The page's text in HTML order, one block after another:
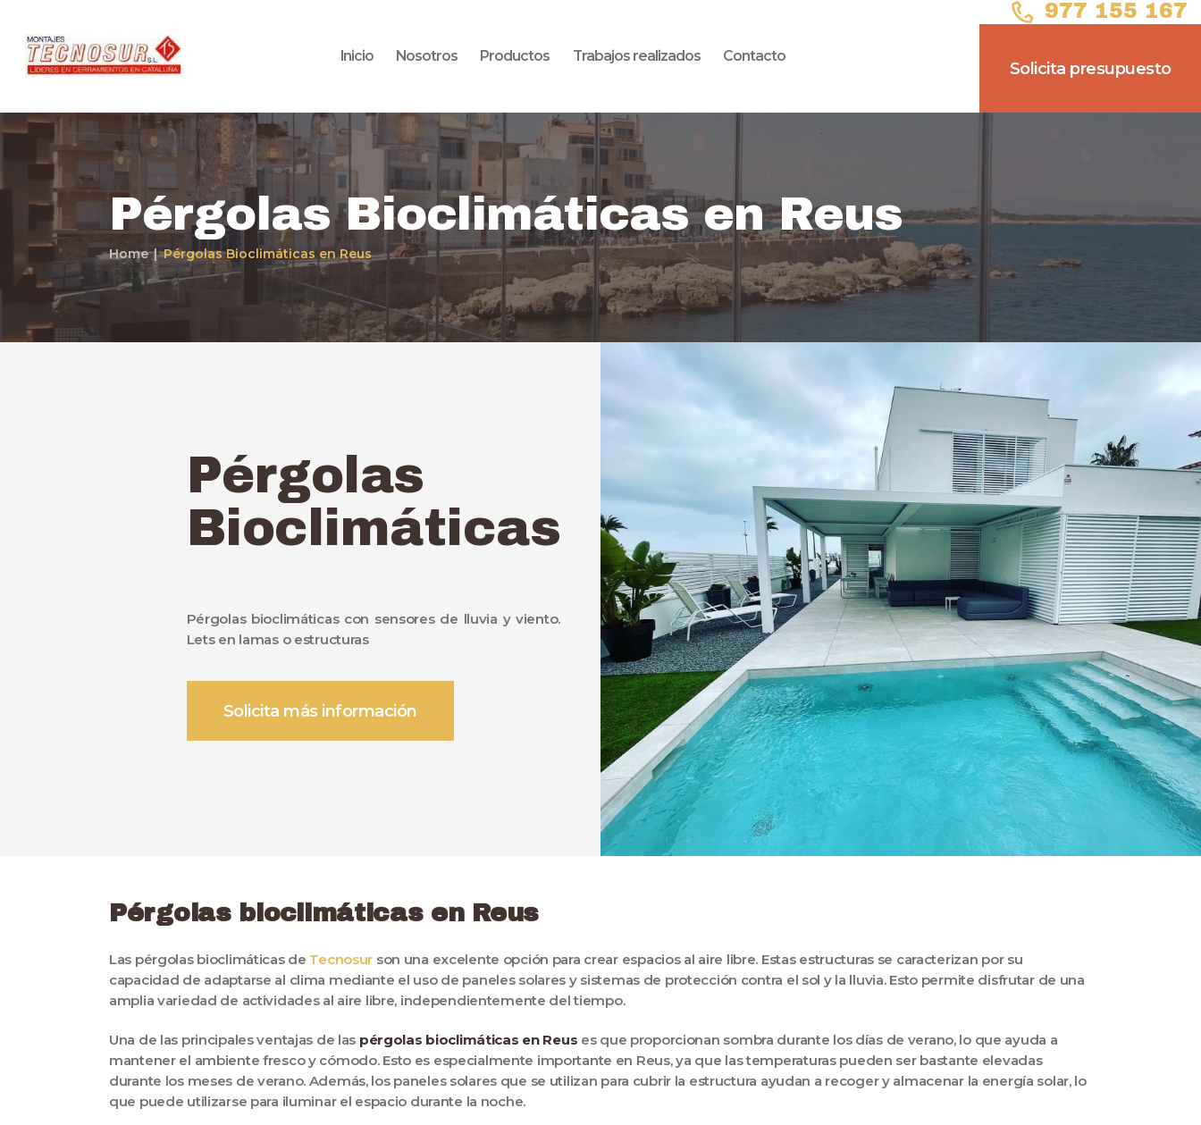
Inicio Nosotros Productos Trabajos realizados Contacto
977 155 167
Solicita presupuesto
Pérgolas Bioclimáticas en Reus
Home Pérgolas Bioclimáticas en Reus
Nosotros
Productos
Trabajos realizados
Contacto
Pérgolas
Bioclimáticas
Pérgolas bioclimáticas con sensores de lluvia y viento.
Lets en lamas o estructuras
Solicita más información
Pérgolas bioclimáticas en Reus
Las pérgolas bioclimáticas de Tecnosur son una excelente opción para crear espacios al aire libre. Estas estructuras se caracterizan por su
capacidad de adaptarse al clima mediante el uso de paneles solares y sistemas de protección contra el sol y la lluvia. Esto permite disfrutar de una
amplia variedad de actividades al aire libre, independientemente del tiempo.
Una de las principales ventajas de las pérgolas bioclimáticas en Reus es que proporcionan sombra durante los días de verano, lo que ayuda a
mantener el ambiente fresco y cómodo. Esto es especialmente importante en Reus, ya que las temperaturas pueden ser bastante elevadas
durante los meses de verano. Además, los paneles solares que se utilizan para cubrir la estructura ayudan a recoger y almacenar la energía solar, lo
que puede utilizarse para iluminar el espacio durante la noche.